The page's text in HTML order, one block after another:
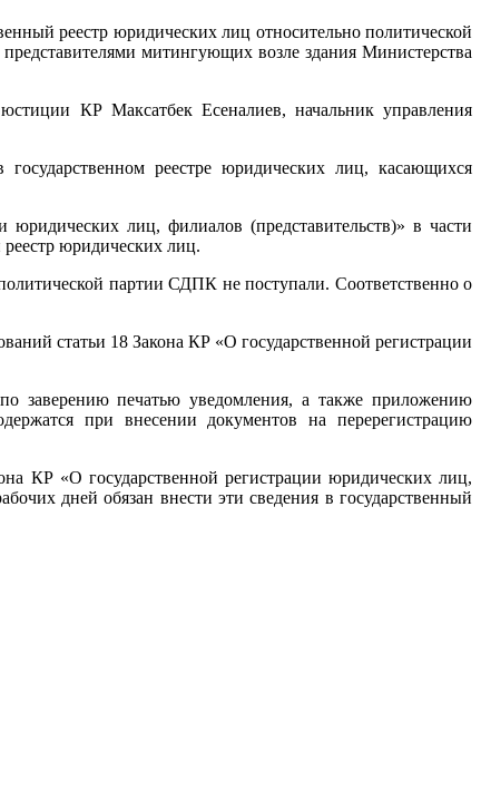
реестр юридических лиц относительно политической
митингующих возле здания Министерства
КР Максатбек Есеналиев, начальник управления
реестре юридических лиц, касающихся
лиц, филиалов (представительств)» в части
юридических лиц.
партии СДПК не поступали. Соответственно о
статьи 18 Закона КР «О государственной регистрации
заверению печатью уведомления, а также приложению
при внесении документов на перерегистрацию
КР «О государственной регистрации юридических лиц,
дней обязан внести эти сведения в государственный